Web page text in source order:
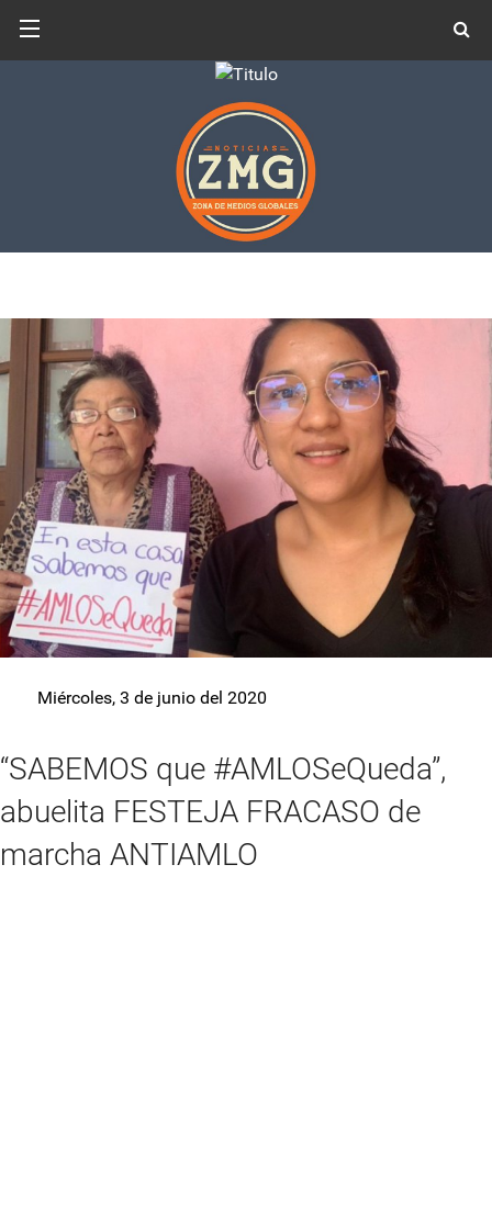
Miércoles, 3 de junio del 2020
“SABEMOS que #AMLOSeQueda”,
abuelita FESTEJA FRACASO de
marcha ANTIAMLO